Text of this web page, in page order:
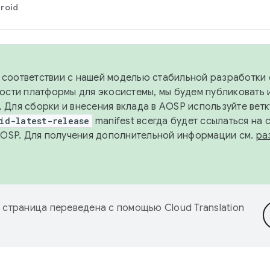
с нашей моделью стабильной разработки
платформы для экосистемы, мы будем публиковать
сборки и внесения вклада в AOSP используйте
latest-release manifest всегда будет ссылаться на
Для получения дополнительной информации см.
страница переведена с помощью Cloud Translation